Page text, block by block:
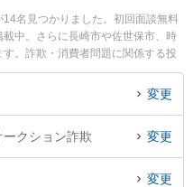
名見つかりました。初回面談無料
中。さらに長崎市や佐世保市、時
。詐欺・消費者問題に関係する投
での絞り込み検索もでき便利です。
泰輔弁護士や弁護士法人山本・坪井
ン詐欺のトラブルを今すぐに弁護
ブル解決の実績豊富な近くの弁護
ョン詐欺を法律相談できる長崎県
変更
クション詐欺 変更
変更